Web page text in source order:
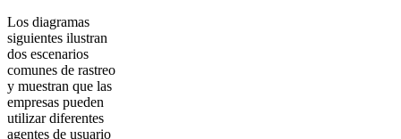
Los diagramas
siguientes ilustran
dos escenarios
comunes de rastreo
y muestran que las
empresas pueden
utilizar diferentes
agentes de usuario